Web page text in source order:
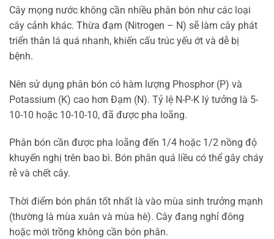
Cây mọng nước không cần nhiều phân bón như các loại
cây cảnh khác. Thừa đạm (Nitrogen – N) sẽ làm cây phát
triển thân lá quá nhanh, khiến cấu trúc yếu ớt và dễ bị
bệnh.
Nên sử dụng phân bón có hàm lượng Phosphor (P) và
Potassium (K) cao hơn Đạm (N). Tỷ lệ N-P-K lý tưởng là 5-
10-10 hoặc 10-10-10, đã được pha loãng.
Phân bón cần được pha loãng đến 1/4 hoặc 1/2 nồng độ
khuyến nghị trên bao bì. Bón phân quá liều có thể gây cháy
rễ và chết cây.
Thời điểm bón phân tốt nhất là vào mùa sinh trưởng mạnh
(thường là mùa xuân và mùa hè). Cây đang nghỉ đông
hoặc mới trồng không cần bón phân.